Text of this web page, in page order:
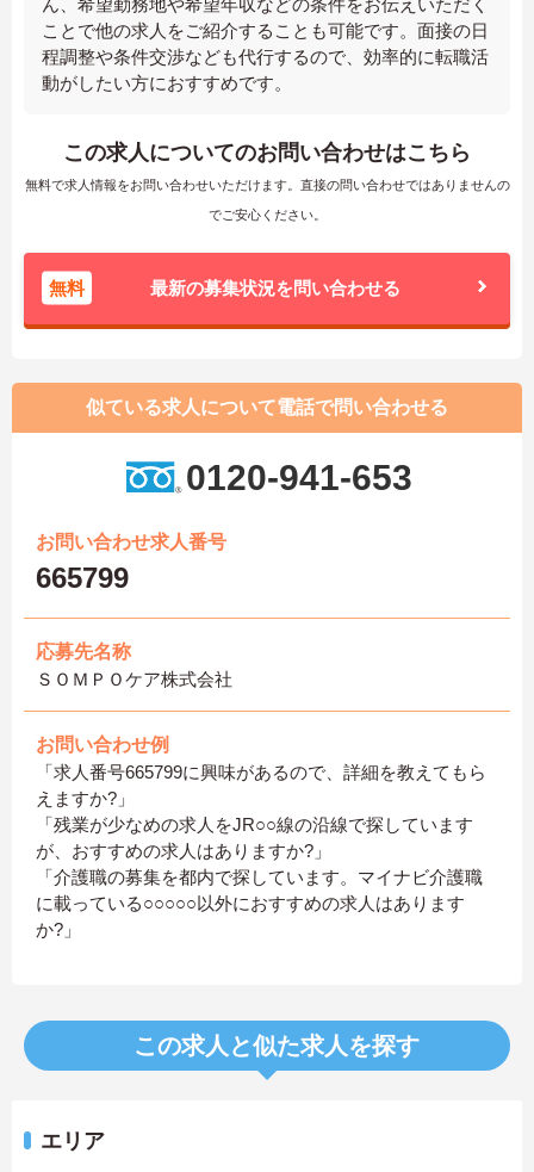
ん、希望勤務地や希望年収などの条件をお伝えいただく
ことで他の求人をご紹介することも可能です。面接の日
程調整や条件交渉なども代行するので、効率的に転職活
動がしたい方におすすめです。
この求人についてのお問い合わせはこちら
無料で求人情報をお問い合わせいただけます。直接の問い合わせではありませんの
でご安心ください。
無料 最新の募集状況を問い合わせる
似ている求人について電話で問い合わせる
0120-941-653
お問い合わせ求人番号
665799
応募先名称
ＳＯＭＰＯケア株式会社
お問い合わせ例
「求人番号665799に興味があるので、詳細を教えてもら
えますか?」
「残業が少なめの求人をJR○○線の沿線で探しています
が、おすすめの求人はありますか?」
「介護職の募集を都内で探しています。マイナビ介護職
に載っている○○○○○以外におすすめの求人はあります
か?」
この求人と似た求人を探す
エリア